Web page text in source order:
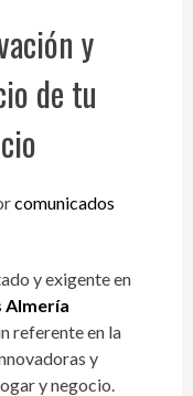
y
de tu
comunicados
y exigente en
Almería
referente en la
y
y negocio.